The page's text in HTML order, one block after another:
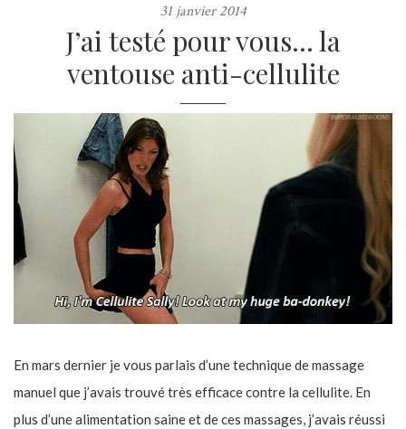
31 janvier 2014
J’ai testé pour vous… la
ventouse anti-cellulite
En mars dernier je vous parlais d’une technique de massage
manuel que j’avais trouvé très efficace contre la cellulite. En
plus d’une alimentation saine et de ces massages, j’avais réussi